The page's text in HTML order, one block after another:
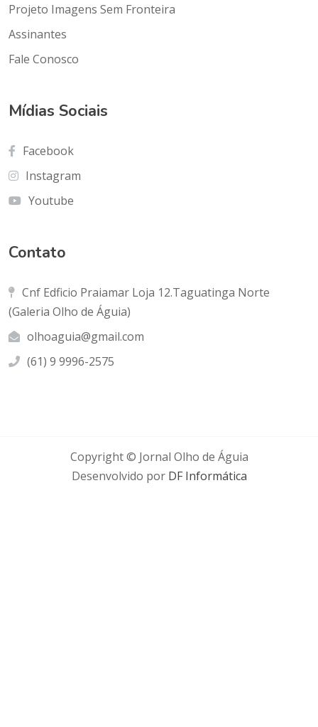
Projeto Imagens Sem Fronteira
Assinantes
Fale Conosco
Mídias Sociais
Facebook
Instagram
Youtube
Contato
Cnf Edficio Praiamar Loja 12.Taguatinga Norte
(Galeria Olho de Águia)
olhoaguia@gmail.com
(61) 9 9996-2575
Copyright © Jornal Olho de Águia
Desenvolvido porDF Informática